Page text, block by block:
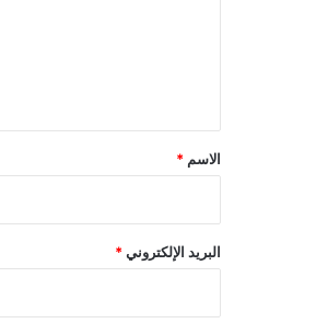
*
الاسم *
البريد الإلكتروني*